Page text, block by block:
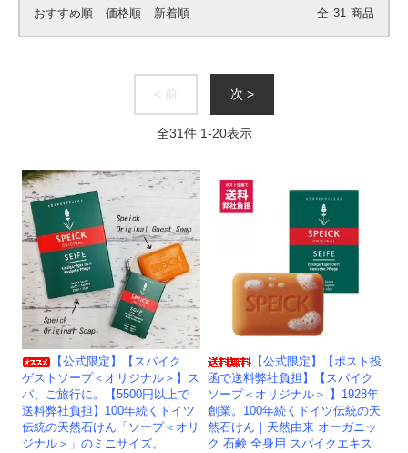
おすすめ順 価格順 新着順 全 31 商品
< 前 次 >
全31件 1-20表示
【公式限定】【スパイク
ゲストソープ＜オリジナル＞】ス
パ、ご旅行に。【5500円以上で
送料弊社負担】100年続くドイツ
伝統の天然石けん「ソープ＜オリ
ジナル＞」のミニサイズ。
【公式限定】【ポスト投
函で送料弊社負担】【スパイク
ソープ＜オリジナル＞ 】1928年
創業。100年続くドイツ伝統の天
然石けん｜天然由来 オーガニッ
ク 石鹸 全身用 スパイクエキス